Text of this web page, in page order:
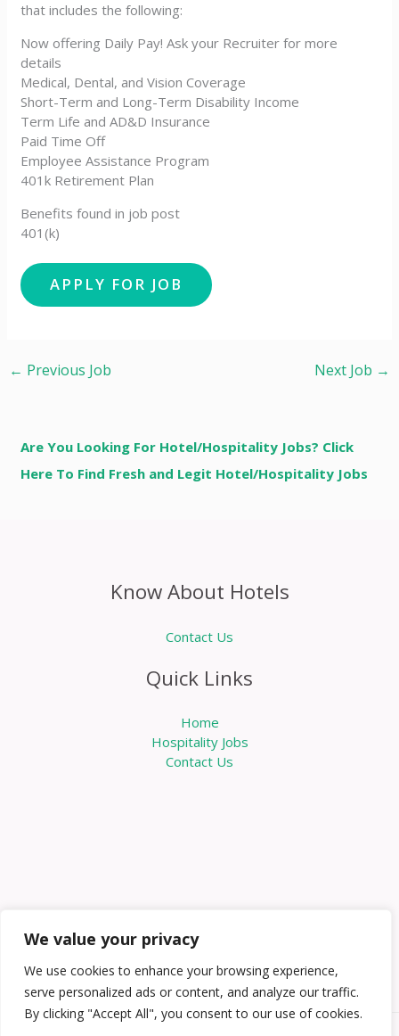
We value your privacy
We use cookies to enhance your browsing experience,
serve personalized ads or content, and analyze our traffic.
By clicking "Accept All", you consent to our use of cookies.
that includes the following:
Now offering Daily Pay! Ask your Recruiter for more
details
Medical, Dental, and Vision Coverage
Short-Term and Long-Term Disability Income
Term Life and AD&D Insurance
Paid Time Off
Employee Assistance Program
401k Retirement Plan
Benefits found in job post
401(k)
← Previous Job Next Job →
Are You Looking For Hotel/Hospitality Jobs? Click
Here To Find Fresh and Legit Hotel/Hospitality Jobs
Know About Hotels
Contact Us
Quick Links
Home
Hospitality Jobs
Contact Us